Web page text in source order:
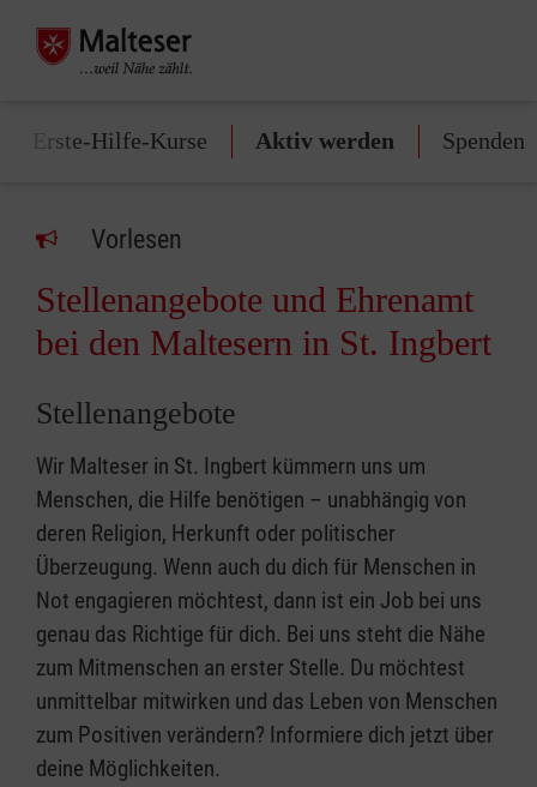
Erste-Hilfe-Kurse Aktiv werden Spenden
Vorlesen
Stellenangebote und Ehrenamt
bei den Maltesern in St. Ingbert
Stellenangebote
Wir Malteser in St. Ingbert kümmern uns um
Menschen, die Hilfe benötigen – unabhängig von
deren Religion, Herkunft oder politischer
Überzeugung. Wenn auch du dich für Menschen in
Not engagieren möchtest, dann ist ein Job bei uns
genau das Richtige für dich. Bei uns steht die Nähe
zum Mitmenschen an erster Stelle. Du möchtest
unmittelbar mitwirken und das Leben von Menschen
zum Positiven verändern? Informiere dich jetzt über
deine Möglichkeiten.